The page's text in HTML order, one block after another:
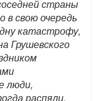
страны
в свою очередь
катастрофу,
Грушевского
люди,
распяли.